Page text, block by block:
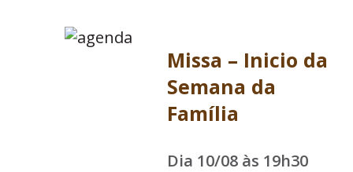
Missa – Inicio da
Semana da
Família
Dia 10/08 às 19h30